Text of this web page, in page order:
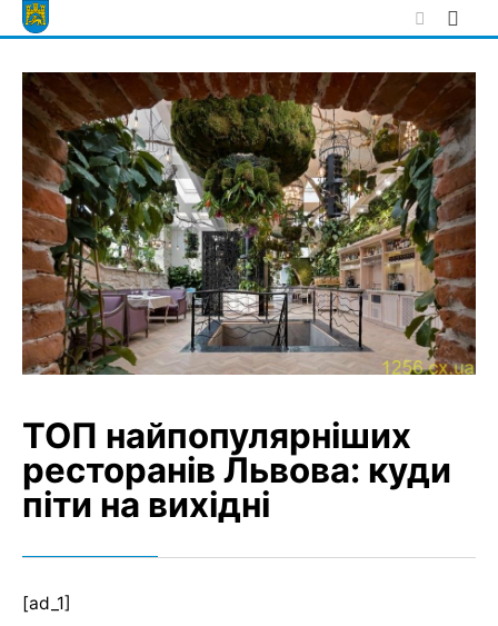
Skip
to
ТОП найпопулярніших
ресторанів Львова: куди
піти на вихідні
[ad_1]